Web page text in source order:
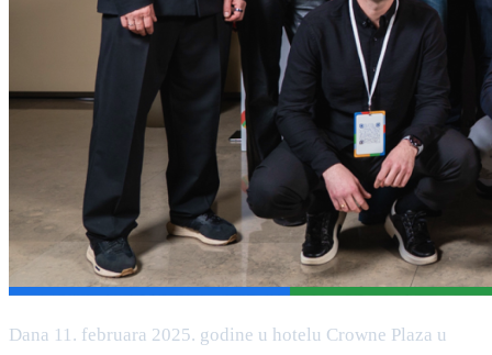
Dana 11. februara 2025. godine u hotelu Crowne Plaza u